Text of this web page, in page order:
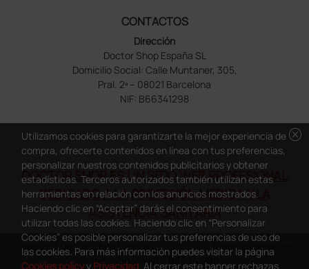
CONTACTOS
Dirección
Doctor Shop España SL
Domicilio Social: Calle Muntaner, 305,
Pral. 2ª – 08021 Barcelona
NIF: B66341298
DOCTOR SHOP ES UN SITIO WEB PROFESIONAL
DEDICADO A LA PROFESIÓN MÉDICA Y LA
ASISTENCIA SANITARIA
Copyright Doctor Shop España 2005-2026 - Todos los derechos
reservados - NIF.: B66341298
cancel
Utilizamos cookies para garantizarte la mejor experiencia de
compra, ofrecerte contenidos en línea con tus preferencias,
personalizar nuestros contenidos publicitarios y obtener
estadísticas. Terceros autorizados también utilizan estas
herramientas en relación con los anuncios mostrados.
Haciendo clic en “Aceptar” darás el consentimiento para
utilizar todas las cookies. Haciendo clic en “Personalizar
Cookies” es posible personalizar tus preferencias de uso de
las cookies. Para más información puedes visitar la página
Cookies policyy Privacidad. Al cerrar este banner rechazas